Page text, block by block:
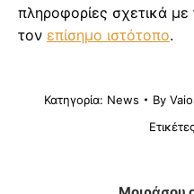
πληροφορίες σχετικά με
τον επίσημο ιστότοπο.
Κατηγορία: News By